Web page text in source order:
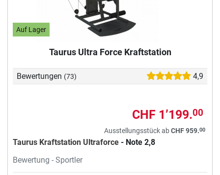
Auf Lager
Taurus Ultra Force Kraftstation
Bewertungen (73) 4,9
CHF 1’199.00
Ausstellungsstück abCHF 959.00
Taurus Kraftstation Ultraforce - Note 2,8
Bewertung - Sportler